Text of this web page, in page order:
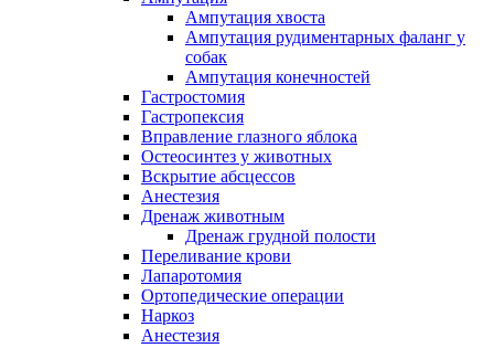
Ампутация хвоста
Ампутация рудиментарных фаланг у
собак
Ампутация конечностей
Гастростомия
Гастропексия
Вправление глазного яблока
Остеосинтез у животных
Вскрытие абсцессов
Анестезия
Дренаж животным
Дренаж грудной полости
Переливание крови
Лапаротомия
Ортопедические операции
Наркоз
Анестезия